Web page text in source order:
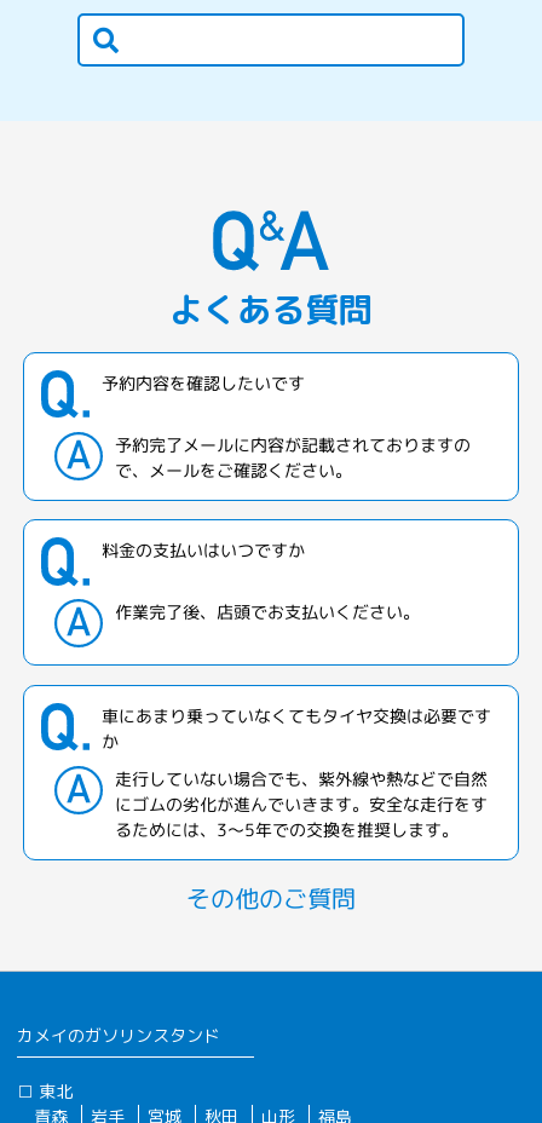
よくある質問
予約内容を確認したいです
予約完了メールに内容が記載されておりますの
で、メールをご確認ください。
料金の支払いはいつですか
作業完了後、店頭でお支払いください。
車にあまり乗っていなくてもタイヤ交換は必要です
か
走行していない場合でも、紫外線や熱などで自然
にゴムの劣化が進んでいきます。安全な走行をす
るためには、3～5年での交換を推奨します。
その他のご質問
カメイのガソリンスタンド
□ 東北
青森
岩手 宮城 秋田 山形 福島